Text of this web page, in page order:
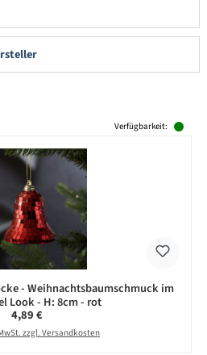
Verfügbarkeit:
- Weihnachtsbaumschmuck im
Look - H: 8cm - rot
Regulärer Preis:
4,89 €
zzgl. Versandkosten